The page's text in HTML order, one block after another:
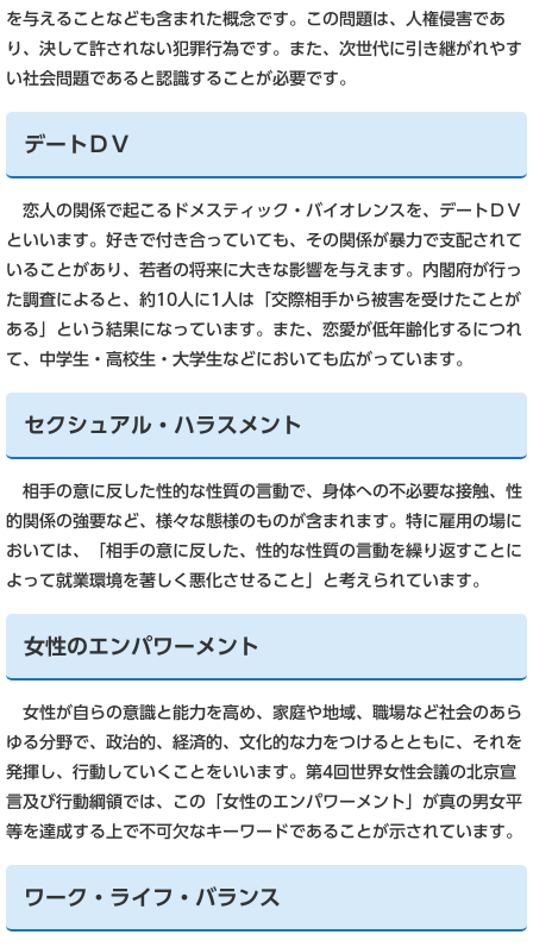
を与えることなども含まれた概念です。この問題は、人権侵害であ
り、決して許されない犯罪行為です。また、次世代に引き継がれやす
い社会問題であると認識することが必要です。
デートＤＶ
恋人の関係で起こるドメスティック・バイオレンスを、デートＤＶ
といいます。好きで付き合っていても、その関係が暴力で支配されて
いることがあり、若者の将来に大きな影響を与えます。内閣府が行っ
た調査によると、約10人に1人は「交際相手から被害を受けたことが
ある」という結果になっています。また、恋愛が低年齢化するにつれ
て、中学生・高校生・大学生などにおいても広がっています。
セクシュアル・ハラスメント
相手の意に反した性的な性質の言動で、身体への不必要な接触、性
的関係の強要など、様々な態様のものが含まれます。特に雇用の場に
おいては、「相手の意に反した、性的な性質の言動を繰り返すことに
よって就業環境を著しく悪化させること」と考えられています。
女性のエンパワーメント
女性が自らの意識と能力を高め、家庭や地域、職場など社会のあら
ゆる分野で、政治的、経済的、文化的な力をつけるとともに、それを
発揮し、行動していくことをいいます。第4回世界女性会議の北京宣
言及び行動綱領では、この「女性のエンパワーメント」が真の男女平
等を達成する上で不可欠なキーワードであることが示されています。
ワーク・ライフ・バランス